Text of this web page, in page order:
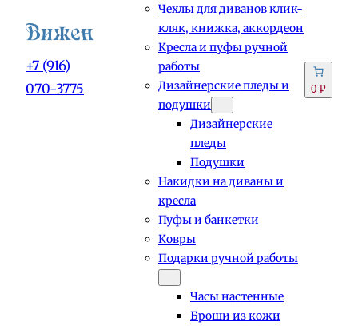
+7 (916)
070-3775
Чехлы для диванов клик-
кляк, книжка, аккордеон
Кресла и пуфы ручной
работы
Дизайнерские пледы и
подушки
Дизайнерские
пледы
Подушки
Накидки на диваны и
кресла
Пуфы и банкетки
Ковры
Подарки ручной работы
Часы настенные
Броши из кожи
0 ₽